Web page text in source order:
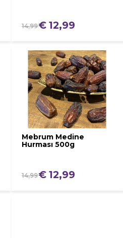
14,99€ 12,99
Mebrum Medine
Hurması 500g
14,99€ 12,99